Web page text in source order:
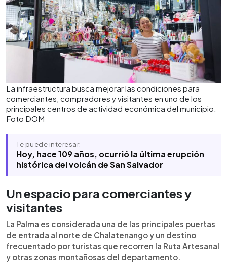
La infraestructura busca mejorar las condiciones para
comerciantes, compradores y visitantes en uno de los
principales centros de actividad económica del municipio.
Foto DOM
Te puede interesar:
Hoy, hace 109 años, ocurrió la última erupción
histórica del volcán de San Salvador
Un espacio para comerciantes y
visitantes
La Palma es considerada una de las principales puertas
de entrada al norte de Chalatenango y un destino
frecuentado por turistas que recorren la Ruta Artesanal
y otras zonas montañosas del departamento.